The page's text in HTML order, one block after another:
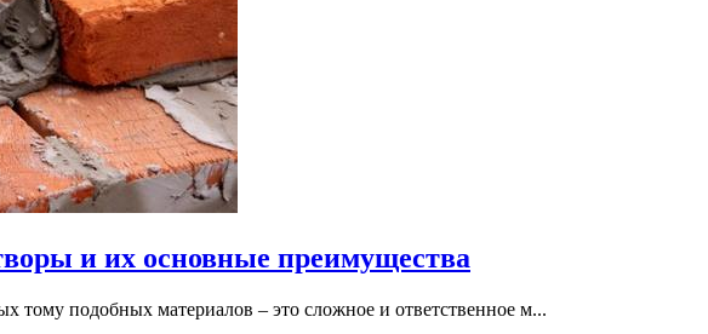
и их основные преимущества
тому подобных материалов – это сложное и ответственное м...